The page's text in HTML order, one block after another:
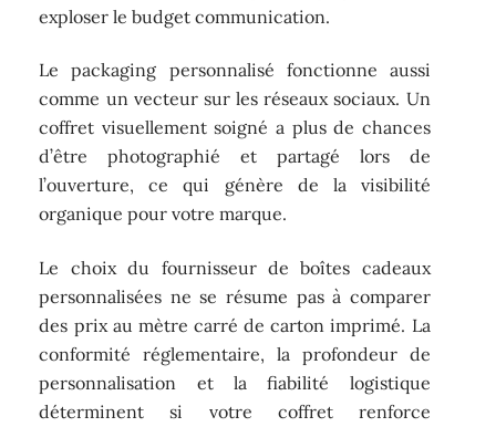
exploser le budget communication.
Le packaging personnalisé fonctionne aussi
comme un vecteur sur les réseaux sociaux. Un
coffret visuellement soigné a plus de chances
d’être photographié et partagé lors de
l’ouverture, ce qui génère de la visibilité
organique pour votre marque.
Le choix du fournisseur de boîtes cadeaux
personnalisées ne se résume pas à comparer
des prix au mètre carré de carton imprimé. La
conformité réglementaire, la profondeur de
personnalisation et la fiabilité logistique
déterminent si votre coffret renforce